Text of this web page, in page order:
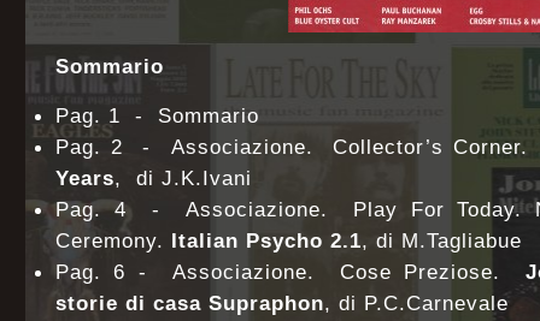
Sommario
Pag. 1 - Sommario
Pag. 2 - Associazione. Collector’s
Years, di J.K.Ivani
Pag. 4 - Associazione. Play For Today.
Ceremony. Italian Psycho 2.1, di M.Tagliabue
Pag. 6 - Associazione. Cose Preziose.
storie di casa Supraphon, di P.C.Carnevale